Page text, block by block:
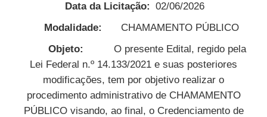
Data da Licitação: 02/06/2026
Modalidade:
CHAMAMENTO PÚBLICO
Objeto:
O presente Edital, regido pela
Lei Federal n.º 14.133/2021 e suas posteriores
modificações, tem por objetivo realizar o
procedimento administrativo de CHAMAMENTO
PÚBLICO visando, ao final, o Credenciamento de